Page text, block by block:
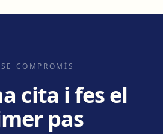
COMPROMÍS
cita i fes el
pas